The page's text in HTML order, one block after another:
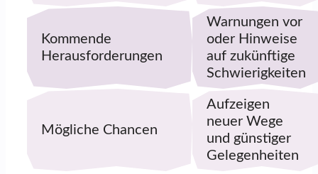
Kommende
Herausforderungen
Warnungen vor
oder Hinweise
auf zukünftige
Schwierigkeiten
Mögliche Chancen
Aufzeigen
neuer Wege
und günstiger
Gelegenheiten